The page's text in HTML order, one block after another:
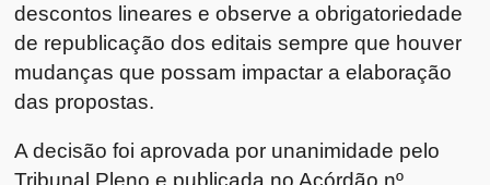
descontos lineares e observe a obrigatoriedade
de republicação dos editais sempre que houver
mudanças que possam impactar a elaboração
das propostas.
A decisão foi aprovada por unanimidade pelo
Tribunal Pleno e publicada no Acórdão nº